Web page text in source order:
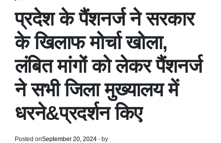
प्रदेश के पैंशनर्ज ने सरकार
के खिलाफ मोर्चा खोला,
लंबित मांगों को लेकर पैंशनर्ज
ने सभी जिला मुख्यालय में
धरने&प्रदर्शन किए
Posted onSeptember 20, 2024 by